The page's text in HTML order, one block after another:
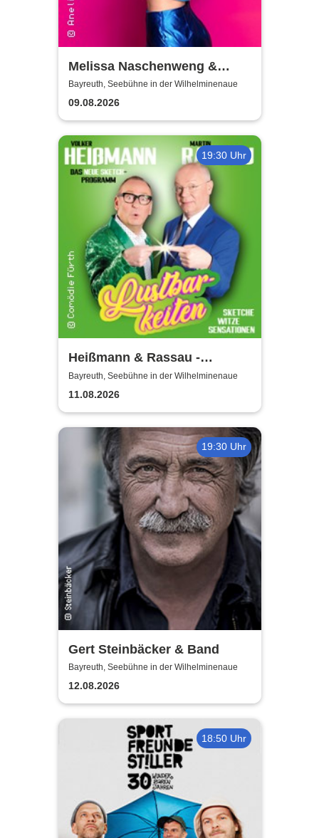
Melissa Naschenweng &
Band - LIVE
Bayreuth, Seebühne in der Wilhelminenaue
09.08.2026
19:30 Uhr
Heißmann & Rassau -
Lustbarkeiten
Bayreuth, Seebühne in der Wilhelminenaue
11.08.2026
19:30 Uhr
Gert Steinbäcker & Band
Bayreuth, Seebühne in der Wilhelminenaue
12.08.2026
18:50 Uhr